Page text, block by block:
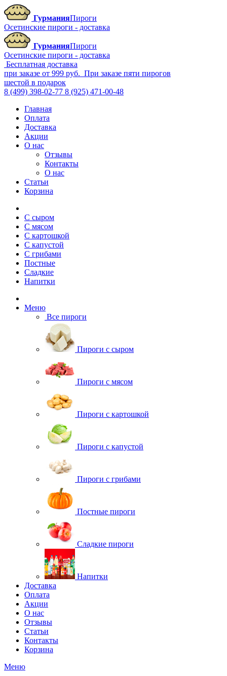
ГурманияПироги
Осетинские пироги - доставка
ГурманияПироги
Осетинские пироги - доставка
Бесплатная доставка
при заказе от 999 руб. При заказе пяти пирогов
шестой в подарок
8 (499) 398-02-77 8 (925) 471-00-48
Главная
Оплата
Доставка
Акции
О нас
Отзывы
Контакты
О нас
Статьи
Корзина
С сыром
С мясом
С картошкой
С капустой
С грибами
Постные
Сладкие
Напитки
Меню
Все пироги
Пироги с сыром
Пироги с мясом
Пироги с картошкой
Пироги с капустой
Пироги с грибами
Постные пироги
Сладкие пироги
Напитки
Доставка
Оплата
Акции
О нас
Отзывы
Статьи
Контакты
Корзина
Меню